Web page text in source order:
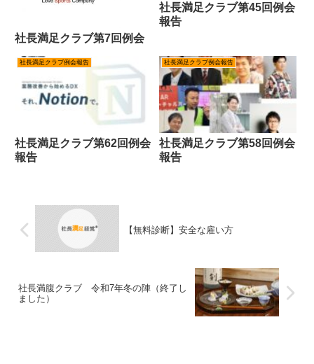
社長満足クラブ第7回例会
社長満足クラブ第45回例会
報告
社長満足クラブ例会報告
社長満足クラブ第62回例会
報告
社長満足クラブ例会報告
社長満足クラブ第58回例会
報告
【無料診断】安全な雇い方
社長満腹クラブ 令和7年冬の陣（終了し
ました）